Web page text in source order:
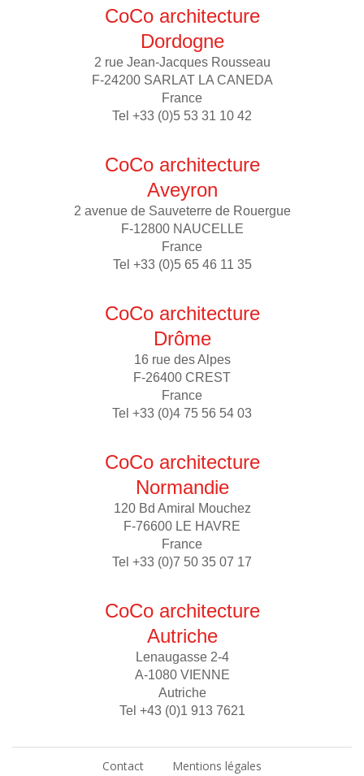
CoCo architecture
Dordogne
2 rue Jean-Jacques Rousseau
F-24200 SARLAT LA CANEDA
France
Tel +33 (0)5 53 31 10 42
CoCo architecture
Aveyron
2 avenue de Sauveterre de Rouergue
F-12800 NAUCELLE
France
Tel +33 (0)5 65 46 11 35
CoCo architecture
Drôme
16 rue des Alpes
F-26400 CREST
France
Tel +33 (0)4 75 56 54 03
CoCo architecture
Normandie
120 Bd Amiral Mouchez
F-76600 LE HAVRE
France
Tel +33 (0)7 50 35 07 17
CoCo architecture
Autriche
Lenaugasse 2-4
A-1080 VIENNE
Autriche
Tel +43 (0)1 913 7621
Contact Mentions légales